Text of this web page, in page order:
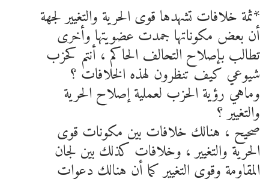
*ثمة خلافات تشهدها قوى الحرية والتغيير لجهة
أن بعض مكوناتها جمدت عضويتها وأخرى
تطالب بإصلاح التحالف الحاكم ، أنتم كحزب
شيوعي كيف تنظرون لهذه الخلافات ؟
وماهي رؤية الحزب لعملية إصلاح الحرية
والتغيير ؟
صحيح ، هنالك خلافات بين مكونات قوى
الحرية والتغيير ، وخلافات كذلك بين لجان
المقاومة وقوى التغيير كما أن هنالك دعوات